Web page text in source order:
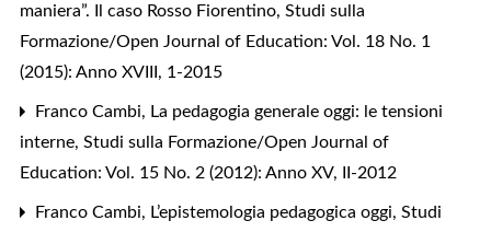
maniera”. Il caso Rosso Fiorentino, Studi sulla
Formazione/Open Journal of Education: Vol. 18 No. 1
(2015): Anno XVIII, 1-2015
Franco Cambi, La pedagogia generale oggi: le tensioni
interne, Studi sulla Formazione/Open Journal of
Education: Vol. 15 No. 2 (2012): Anno XV, II-2012
Franco Cambi, L’epistemologia pedagogica oggi, Studi